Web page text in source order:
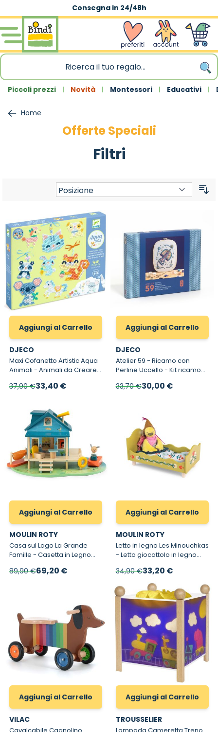
in 24/48h
Spedizione gratuita|sopra 59,90€
Salta al contenuto
wishlist Account Carrello
Piccoli prezzi Novità Montessori Educativi
Home
Offerte Speciali
Filtri
Aggiungi al Carrello
DJECO
Maxi Cofanetto Artistic Aqua
Animali - Animali da Creare
37,90 €Prezzo speciale
33,40 €
Aggiungi al Carrello
DJECO
Atelier 59 - Ricamo con
Perline Uccello - Kit ricamo
33,70 €Prezzo speciale
30,00 €
Aggiungi al Carrello
MOULIN ROTY
Casa sul Lago La Grande
Famille - Casetta in Legno
89,90 €Prezzo speciale
69,20 €
Aggiungi al Carrello
MOULIN ROTY
Letto in legno Les Minouchkas
- Letto giocattolo in legno
34,90 €Prezzo speciale
33,20 €
Aggiungi al Carrello
VILAC
Aggiungi al Carrello
TROUSSELIER